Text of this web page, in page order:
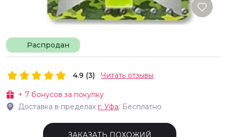
Распродан
+ 7 бонусов за покупку
Доставка в пределах г. Уфа: Бесплатно
4.9 (3) Читать отзывы
ЗАКАЗАТЬ ПОХОЖИЙ